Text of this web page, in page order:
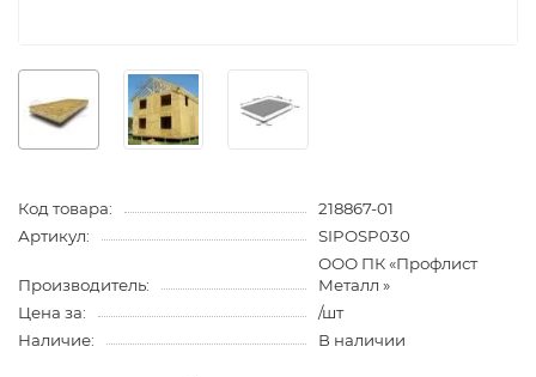
Код товара:
218867-01
Артикул:
SIPOSP030
Производитель:
ООО ПК «Профлист
Металл »
Цена за:
/шт
Наличие:
В наличии